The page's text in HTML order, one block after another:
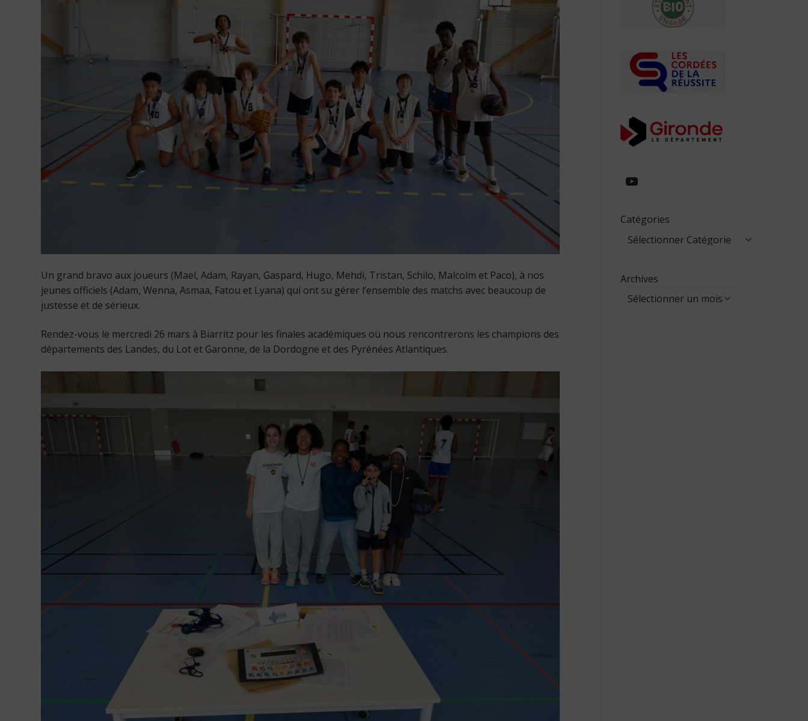
Un grand bravo aux joueurs (Mael, Adam, Rayan, Gaspard, Hugo, Mehdi, Tristan, Schilo, Malcolm et Paco), à nos
jeunes officiels (Adam, Wenna, Asmaa, Fatou et Lyana) qui ont su gérer l’ensemble des matchs avec beaucoup de
justesse et de sérieux.
Rendez-vous le mercredi 26 mars à Biarritz pour les finales académiques où nous rencontrerons les champions des
départements des Landes, du Lot et Garonne, de la Dordogne et des Pyrénées Atlantiques.
https://
Catégories
Archives